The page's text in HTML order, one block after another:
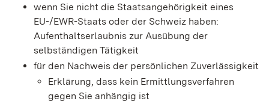
wenn Sie nicht die Staatsangehörigkeit eines
EU-/EWR-Staats oder der Schweiz haben:
Aufenthaltserlaubnis zur Ausübung der
selbständigen Tätigkeit
für den Nachweis der persönlichen Zuverlässigkeit
Erklärung, dass kein Ermittlungsverfahren
gegen Sie anhängig ist